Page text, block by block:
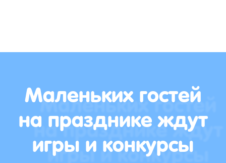
Маленьких гостей
на празднике ждут
игры и конкурсы